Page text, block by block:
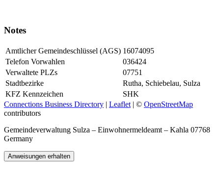
Notes
Amtlicher Gemeindeschlüssel (AGS) 16074095
Telefon Vorwahlen
036424
Verwaltete PLZs
07751
Stadtbezirke
Rutha, Schiebelau, Sulza
KFZ Kennzeichen
SHK
Connections Business Directory | Leaflet | © OpenStreetMap
contributors
Gemeindeverwaltung Sulza – Einwohnermeldeamt – Kahla 07768
Germany
Anweisungen erhalten